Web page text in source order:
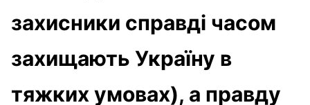
захисники справді часом
захищають Україну в
тяжких умовах), а правду